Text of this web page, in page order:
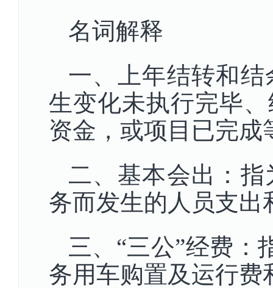
名词解释
一、上年结转和
生变化未执行完毕
资金，或项目已完
二、基本会出：
务而发生的人员支出
三、“三公”经费：
务用车购置及运行